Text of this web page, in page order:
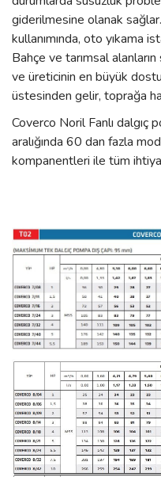
giderilmesine olanak
kullanımında, oto yıkama
Bahçe ve tarımsal
ve üreticinin en büyük
üstesinden gelir, toprağa
Coverco Noril Fanlı
aralığında 60 dan fazla
kompanentleri ile tüm